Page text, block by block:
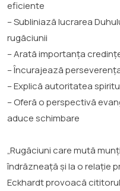
eficiente
– Subliniază lucrarea
rugăciunii
– Arată importanța
– Încurajează
– Explică autoritatea
– Oferă o perspectivă
aduce schimbare
„Rugăciuni care mută
îndrăzneață și la o relație
Eckhardt provoacă